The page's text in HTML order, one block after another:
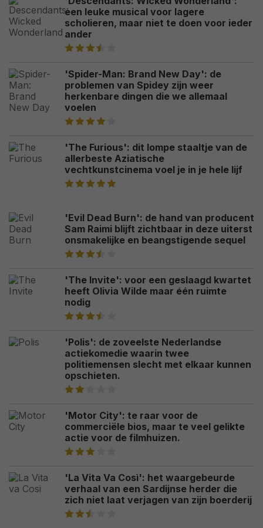
een leuke musical voor lagere
scholieren, maar niet te doen voor ieder
ander
'Spider-Man: Brand New Day': de
problemen van Spidey zijn weer
herkenbare dingen die we allemaal
voelen
'The Furious': dit lompe staaltje van de
allerbeste Aziatische
vechtkunstcinema voel je in je hele lijf
'Evil Dead Burn': de hand van producent
Sam Raimi blijft zichtbaar in deze uiterst
onsmakelijke en beangstigende sequel
'The Invite': voor een geslaagd kwartet
heeft Olivia Wilde maar één ruimte
nodig
'Polis': de zoveelste Nederlandse
actiekomedie waarin twee
politiemensen slecht met elkaar kunnen
opschieten.
'Motor City': te raar voor de
commerciële bios, maar te veel gelikte
actie voor de filmhuizen.
'La Vita Va Così': het waargebeurde
verhaal van een Sardijnse herder die
zich niet laat verjagen van zijn boerderij